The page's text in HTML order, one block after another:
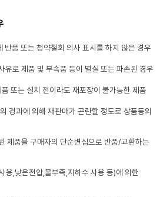
반품 또는 청약철회 의사 표시를 하지 않은 경우
유로 제품 및 부속품 등이 멸실 또는 파손된 경우
또는 설치 전이라도 재포장이 불가능한 제품
경과에 의해 재판매가 곤란할 정도로 상품등의
제품을 구매자의 단순변심으로 반품/교환하는
용,낮은전압,물부족,지하수 사용 등)에 의한